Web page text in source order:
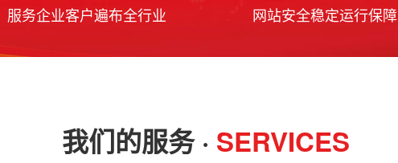
服务企业客户遍布全行业
网站安全稳定运行保障
我们的服务 · SERVICES